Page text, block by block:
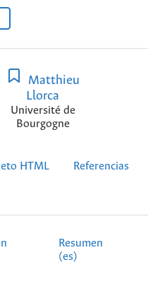
Matthieu
Llorca
Université de
Bourgogne
HTML Referencias
Resumen
(es)